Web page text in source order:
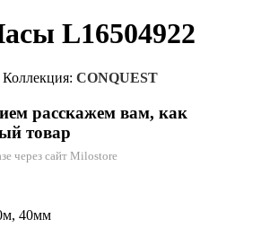
L16504922
Коллекция: CONQUEST
расскажем вам, как
товар
через сайт Milostore
40мм